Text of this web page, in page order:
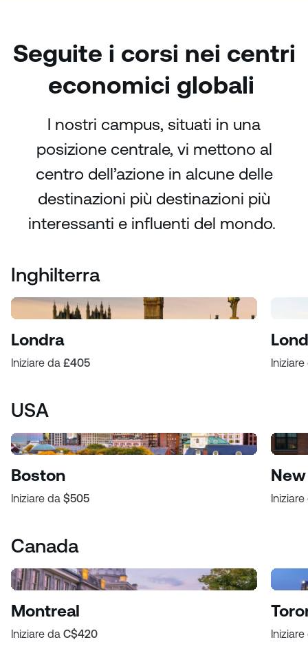
Seguite i corsi nei centri
economici globali
I nostri campus, situati in una
posizione centrale, vi mettono al
centro dell’azione in alcune delle
destinazioni più destinazioni più
interessanti e influenti del mondo.
Inghilterra
Londra
Iniziare da £405
USA
Boston
Iniziare da $505
Canada
Montreal
Iniziare da C$420